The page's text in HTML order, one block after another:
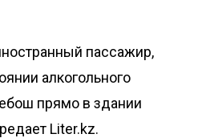
пассажир,
алкогольного
прямо в здании
Liter.kz.